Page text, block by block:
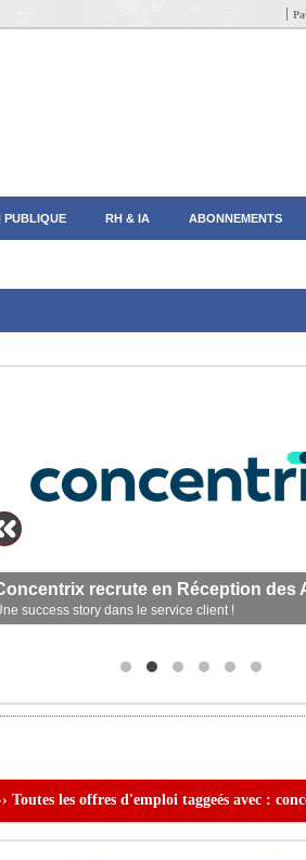
PUBLIQUE RH & IA ABONNEMENTS
recrute en Réception des
success story dans le service client !
Toutes les offres d'emploi taggeés avec :